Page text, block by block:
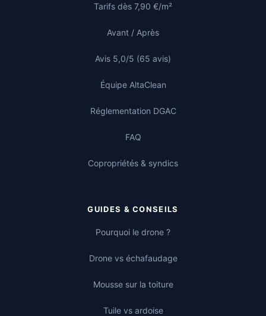
Tarifs dès 7,90 €/m²
Avant / Après
Avis 5,0/5 (65 avis)
Équipe AltaClean
Réglementation DGAC
FAQ
Copropriétés & syndics
GUIDES & CONSEILS
Pourquoi le drone ?
Drone vs échafaudage
Mousse sur la toiture
Tuile vs ardoise